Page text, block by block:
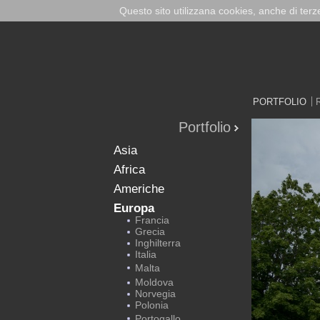
Questo sito utilizzana cookies, anche di
PORTFOLIO
Portfolio
Asia
Africa
Americhe
Europa
Francia
Grecia
Inghilterra
Italia
Malta
Moldova
Norvegia
Polonia